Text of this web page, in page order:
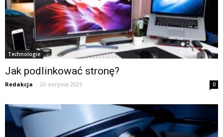
Technologie
Jak podlinkować stronę?
Redakcja - 26 sierpnia 2025 0